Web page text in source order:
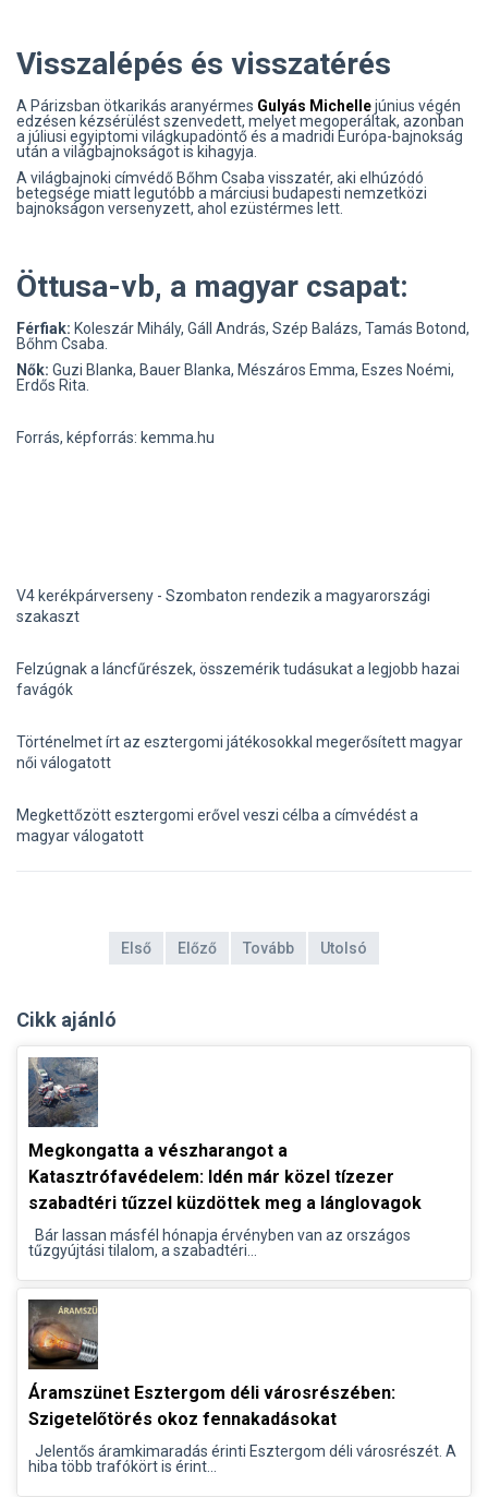
Visszalépés és visszatérés
A Párizsban ötkarikás aranyérmes Gulyás Michellejúnius végén
edzésen kézsérülést szenvedett, melyet megoperáltak, azonban
a júliusi egyiptomi világkupadöntő és a madridi Európa-bajnokság
után a világbajnokságot is kihagyja.
A világbajnoki címvédő Bőhm Csaba visszatér, aki elhúzódó
betegsége miatt legutóbb a márciusi budapesti nemzetközi
bajnokságon versenyzett, ahol ezüstérmes lett.
Öttusa-vb, a magyar csapat:
Férfiak: Koleszár Mihály, Gáll András, Szép Balázs, Tamás Botond,
Bőhm Csaba.
Nők: Guzi Blanka, Bauer Blanka, Mészáros Emma, Eszes Noémi,
Erdős Rita.
Forrás, képforrás: kemma.hu
V4 kerékpárverseny - Szombaton rendezik a magyarországi
szakaszt
Felzúgnak a láncfűrészek, összemérik tudásukat a legjobb hazai
favágók
Történelmet írt az esztergomi játékosokkal megerősített magyar
női válogatott
Megkettőzött esztergomi erővel veszi célba a címvédést a
magyar válogatott
Első Előző Tovább Utolsó
Cikk ajánló
Megkongatta a vészharangot a
Katasztrófavédelem: Idén már közel tízezer
szabadtéri tűzzel küzdöttek meg a lánglovagok
Bár lassan másfél hónapja érvényben van az országos
tűzgyújtási tilalom, a szabadtéri...
Áramszünet Esztergom déli városrészében:
Szigetelőtörés okoz fennakadásokat
Jelentős áramkimaradás érinti Esztergom déli városrészét. A
hiba több trafókört is érint...